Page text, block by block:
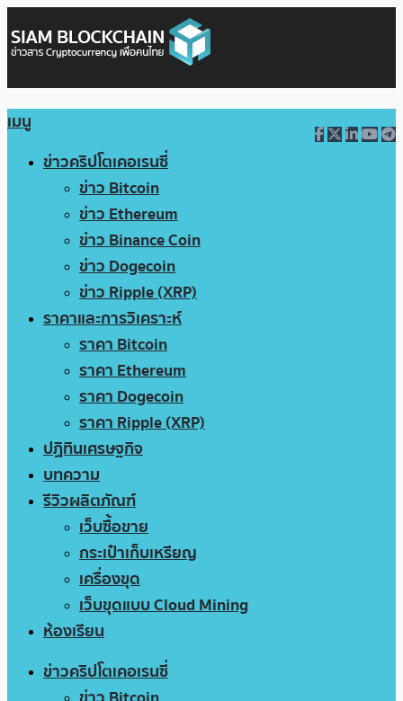
เมนู
ข่าวคริปโตเคอเรนซี่
ข่าว Bitcoin
ข่าว Ethereum
ข่าว Binance Coin
ข่าว Dogecoin
ข่าว Ripple (XRP)
ราคาและการวิเคราะห์
ราคา Bitcoin
ราคา Ethereum
ราคา Dogecoin
ราคา Ripple (XRP)
ปฏิทินเศรษฐกิจ
บทความ
รีวิวผลิตภัณฑ์
เว็บซื้อขาย
กระเป๋าเก็บเหรียญ
เครื่องขุด
เว็บขุดแบบ Cloud Mining
ห้องเรียน
ข่าวคริปโตเคอเรนซี่